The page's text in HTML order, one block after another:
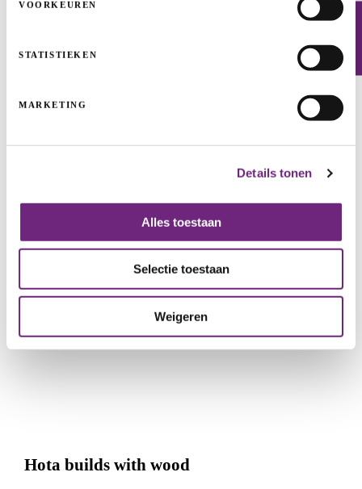
VOORKEUREN
STATISTIEKEN
MARKETING
Details tonen
Alles toestaan
Selectie toestaan
Weigeren
Newsletter
Hota builds with wood